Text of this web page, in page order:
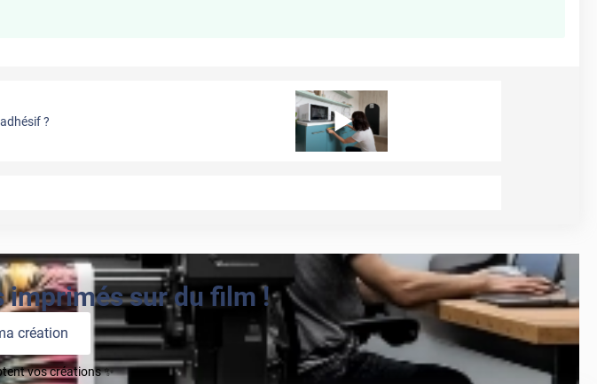
?
imprimés sur du film !
création
vos créations ✨